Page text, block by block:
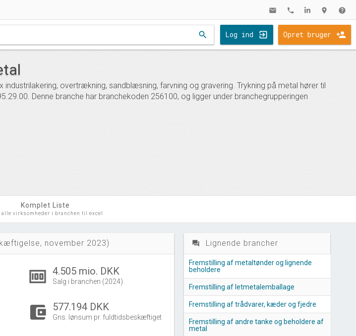
mail phone location_on help
search Log ind Opret bruger
overtrækning, sandblæsning, farvning og gravering. Trykning på metal hører til
Denne branche har branchekoden 256100, og ligger under branchegrupperingen
Komplet Liste
alle virksomheder i branchen til excel
november 2023)
money 4.505 mio. DKK
Salg i branchen (2024)
account_balance_wallet 577.194 DKK
Gns. lønsum pr. fuldtidsbeskæftiget
question_answer Lignende brancher
Fremstilling af metaltønder og lignende
beholdere
Fremstilling af letmetalemballage
Fremstilling af trådvarer, kæder og fjedre
Fremstilling af andre tanke og beholdere af
metal